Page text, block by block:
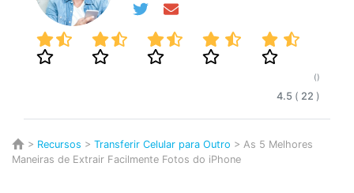
()
4.5 ( 22 )
> Recursos > Transferir Celular para Outro > As 5 Melhores
Maneiras de Extrair Facilmente Fotos do iPhone